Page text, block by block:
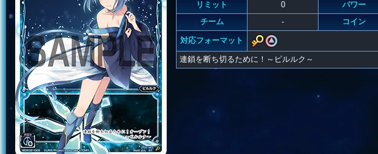
リミット
0 パワー
チーム
- コイン
対応フォーマット
連鎖を断ち切るために！～ピルルク～